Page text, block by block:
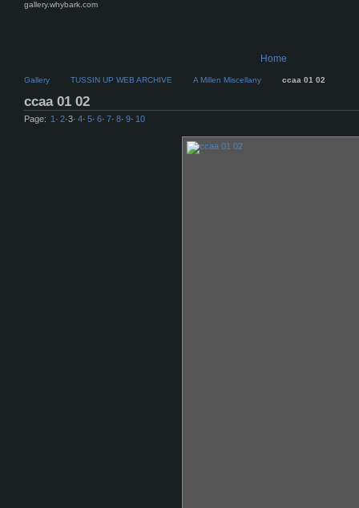
gallery.whybark.com
Home
Gallery TUSSIN UP WEB ARCHIVE A Millen Miscellany ccaa 01 02
ccaa 01 02
Page: 1 · 2·3· 4· 5· 6· 7· 8· 9· 10